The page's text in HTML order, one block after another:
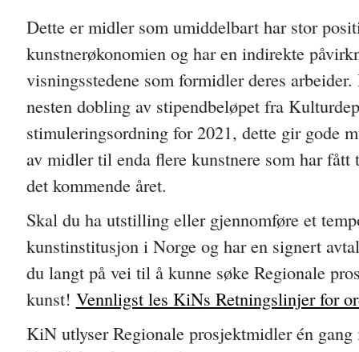
Dette er midler som umiddelbart har stor
kunstnerøkonomien og har en indirekte
visningsstedene som formidler deres
nesten dobling av stipendbeløpet fra
stimuleringsordning for 2021, dette gir gode
av midler til enda flere kunstnere som har
det kommende året.
Skal du ha utstilling eller gjennomføre et
kunstinstitusjon i Norge og har en signert
du langt på vei til å kunne søke Regionale
kunst! Vennligst les KiNs Retningslinjer for
KiN utlyser Regionale prosjektmidler én gang